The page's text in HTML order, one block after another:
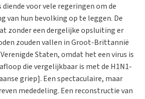
voor vele regeringen om de
van hun bevolking op te leggen. De
zonder een dergelijke opsluiting er
zouden vallen in Groot-Brittannië
Staten, omdat het een virus is
die vergelijkbaar is met de H1N1-
griep]. Een spectaculaire, maar
mededeling. Een reconstructie van